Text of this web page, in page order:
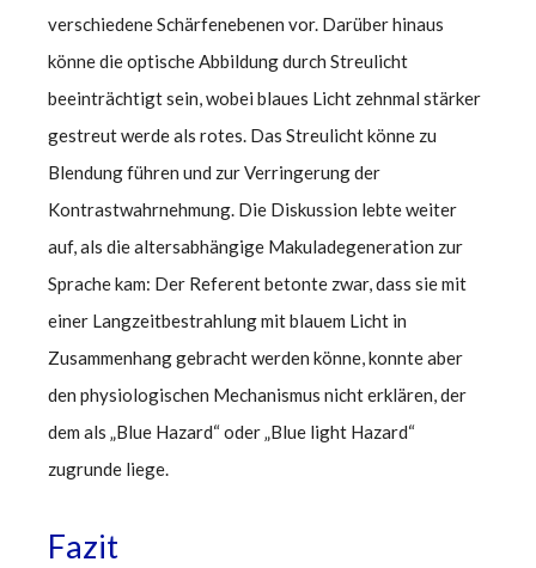
verschiedene Schärfenebenen vor. Darüber hinaus
könne die optische Abbildung durch Streulicht
beeinträchtigt sein, wobei blaues Licht zehnmal stärker
gestreut werde als rotes. Das Streulicht könne zu
Blendung führen und zur Verringerung der
Kontrastwahrnehmung. Die Diskussion lebte weiter
auf, als die altersabhängige Makuladegeneration zur
Sprache kam: Der Referent betonte zwar, dass sie mit
einer Langzeitbestrahlung mit blauem Licht in
Zusammenhang gebracht werden könne, konnte aber
den physiologischen Mechanismus nicht erklären, der
dem als „Blue Hazard“ oder „Blue light Hazard“
zugrunde liege.
Fazit